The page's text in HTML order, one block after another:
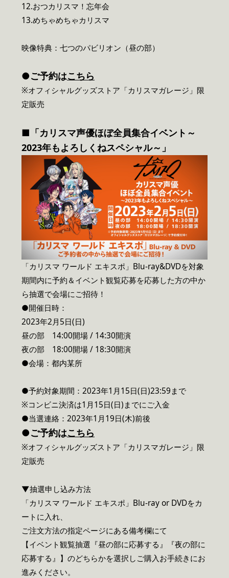
12.おつカリスマ！忘年会
13.めちゃめちゃカリスマ
映像特典：七つのパビリオン（昼の部）
●ご予約はこちら
※オフィシャルグッズストア「カリスマガレージ」限
定販売
■「カリスマ声優ほぼ全員集合イベント～
2023年もよろしくねスペシャル～」
「カリスマ ワールド エキスポ」Blu-ray&DVDを対象
期間内に予約＆イベント観覧応募を応募した方の中か
ら抽選で会場にご招待！
●開催日時：
2023年2月5日(日)
昼の部 14:00開場 / 14:30開演
夜の部 18:00開場 / 18:30開演
●会場：都内某所
●予約対象期間：2023年1月15日(日)23:59まで
※コンビニ決済は1月15日(日)までにご入金
●当選連絡：2023年1月19日(木)前後
●ご予約はこちら
※オフィシャルグッズストア「カリスマガレージ」限
定販売
▼抽選申し込み方法
「カリスマ ワールド エキスポ」Blu-ray or DVDをカ
ートに入れ、
ご注文方法の指定ページにある備考欄にて
【イベント観覧抽選『昼の部に応募する』『夜の部に
応募する』】のどちらかを選択しご購入お手続きにお
進みください。